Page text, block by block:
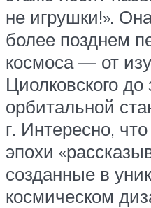
не игрушки!».
более позднем
космоса — от
Циолковского до
орбитальной
г. Интересно,
эпохи
созданные в
космическом